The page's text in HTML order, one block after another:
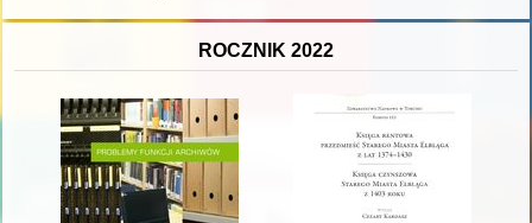
ROCZNIK 2022